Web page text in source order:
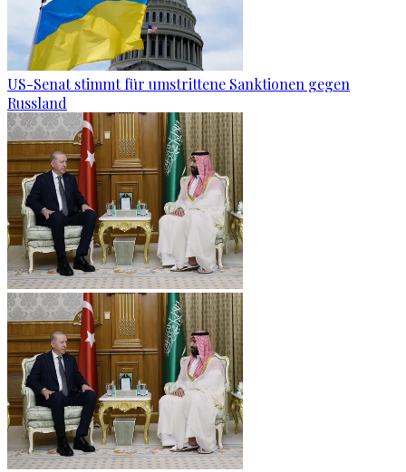
US-Senat stimmt für umstrittene Sanktionen gegen
Russland